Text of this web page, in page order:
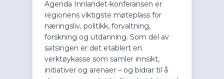
Agenda Innlandet-konferansen er
regionens viktigste møteplass for
næringsliv, politikk, forvaltning,
forskning og utdanning. Som del av
satsingen er det etablert en
verktøykasse som samler innsikt,
initiativer og arenaer – og bidrar til å